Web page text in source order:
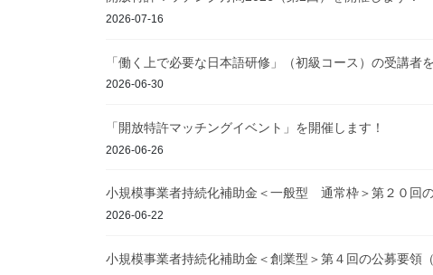
2026-07-16
「働く上で必要な日本語研修」（初級コース）の受講者
2026-06-30
「開放特許マッチングイベント」を開催します！
2026-06-26
小規模事業者持続化補助金＜一般型 通常枠＞第２０回
2026-06-22
小規模事業者持続化補助金＜創業型＞第４回の公募要領